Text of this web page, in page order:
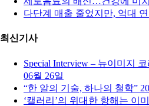
다단계 매출 줄었지만, 억대 연
최신기사
Special Interview – 뉴이미지
06월 26일
“한 알의 기술, 하나의 철학”
‘캘러리’의 위대한 항해는 이